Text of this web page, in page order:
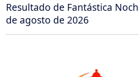
Resultado de Fantástica
de agosto de 2026